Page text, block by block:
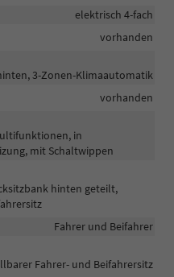
elektrisch 4-fach
vorhanden
3-Zonen-Klimaautomatik
vorhanden
in
mit Schaltwippen
hinten geteilt,
Fahrer und Beifahrer
Fahrer- und Beifahrersitz